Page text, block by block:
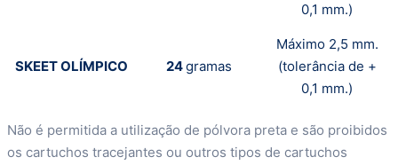
0,1 mm.)
SKEET OLÍMPICO 24gramas
Máximo 2,5 mm.
(tolerância de +
0,1 mm.)
Não é permitida a utilização de pólvora preta e são proibidos
os cartuchos tracejantes ou outros tipos de cartuchos